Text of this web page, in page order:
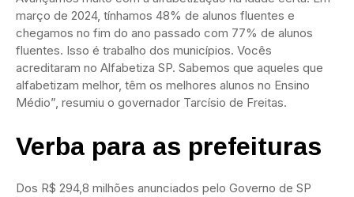
março de 2024, tínhamos 48% de alunos fluentes e
chegamos no fim do ano passado com 77% de alunos
fluentes. Isso é trabalho dos municípios. Vocês
acreditaram no Alfabetiza SP. Sabemos que aqueles que
alfabetizam melhor, têm os melhores alunos no Ensino
Médio”, resumiu o governador Tarcísio de Freitas.
Verba para as prefeituras
Dos R$ 294,8 milhões anunciados pelo Governo de SP